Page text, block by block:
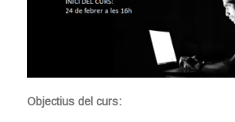
Objectius del curs: